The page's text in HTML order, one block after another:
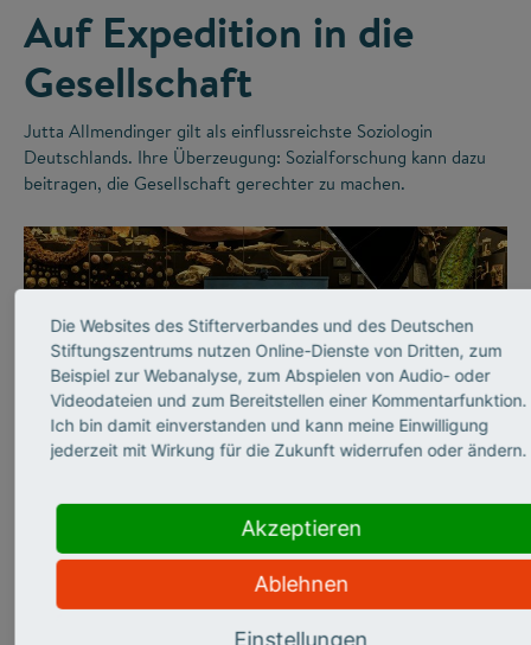
Auf Expedition in die
Gesellschaft
Jutta Allmendinger gilt als einflussreichste Soziologin
Deutschlands. Ihre Überzeugung: Sozialforschung kann dazu
beitragen, die Gesellschaft gerechter zu machen.
©
WISSENSCHAFTSKOMMUNIKATION
Abtauchen in die graue
Die Websites des Stifterverbandes und des Deutschen
Stiftungszentrums nutzen Online-Dienste von Dritten, zum
Beispiel zur Webanalyse, zum Abspielen von Audio- oder
Videodateien und zum Bereitstellen einer Kommentarfunktion.
Ich bin damit einverstanden und kann meine Einwilligung
jederzeit mit Wirkung für die Zukunft widerrufen oder ändern.
Akzeptieren
Ablehnen
Einstellungen